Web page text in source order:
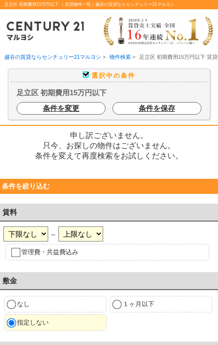
足立区 初期費用15万円以下 ｜賃貸物件一覧｜越谷の賃貸ならセンチュリー21マルヨシ
越谷の賃貸ならセンチュリー21マルヨシ > 物件検索> 足立区 初期費用15万円以下 賃
選択中の条件
足立区 初期費用15万円以下
条件を変更
条件を保存
申し訳ございません。
只今、お探しの物件はございません。
条件を変えて再度検索をお試しください。
条件を絞り込む
賃料
～
管理費・共益費込み
敷金
なし １ヶ月以下
指定しない